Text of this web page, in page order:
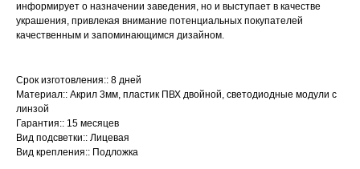
информирует о назначении заведения, но и выступает в качестве
украшения, привлекая внимание потенциальных покупателей
качественным и запоминающимся дизайном.
Срок изготовления:: 8 дней
Материал:: Акрил 3мм, пластик ПВХ двойной, светодиодные модули с
линзой
Гарантия:: 15 месяцев
Вид подсветки:: Лицевая
Вид крепления:: Подложка